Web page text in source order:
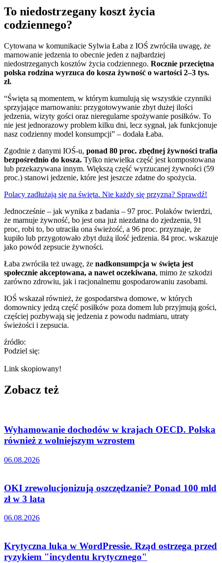
To niedostrzegany koszt życia
codziennego?
Cytowana w komunikacie Sylwia Łaba z IOŚ zwróciła uwagę, że
marnowanie jedzenia to obecnie jeden z najbardziej
niedostrzeganych kosztów życia codziennego. Rocznie przeciętna
polska rodzina wyrzuca do kosza żywność o wartości 2–3 tys.
zł.
“Święta są momentem, w którym kumulują się wszystkie czynniki
sprzyjające marnowaniu: przygotowywanie zbyt dużej ilości
jedzenia, wizyty gości oraz nieregularne spożywanie posiłków. To
nie jest jednorazowy problem kilku dni, lecz sygnał, jak funkcjonuje
nasz codzienny model konsumpcji” – dodała Łaba.
Zgodnie z danymi IOŚ-u, ponad 80 proc. zbędnej żywności trafia
bezpośrednio do kosza. Tylko niewielka część jest kompostowana
lub przekazywana innym. Większą część wyrzucanej żywności (59
proc.) stanowi jedzenie, które jest jeszcze zdatne do spożycia.
Polacy zadłużają się na święta. Nie każdy się przyzna? Sprawdź!
Jednocześnie – jak wynika z badania – 97 proc. Polaków twierdzi,
że marnuje żywność, bo jest ona już niezdatna do zjedzenia, 91
proc, robi to, bo utraciła ona świeżość, a 96 proc. przyznaje, że
kupiło lub przygotowało zbyt dużą ilość jedzenia. 84 proc. wskazuje
jako powód zepsucie żywności.
Łaba zwróciła też uwagę, że nadkonsumpcja w święta jest
społecznie akceptowana, a nawet oczekiwana, mimo że szkodzi
zarówno zdrowiu, jak i racjonalnemu gospodarowaniu zasobami.
IOŚ wskazał również, że gospodarstwa domowe, w których
domownicy jedzą część posiłków poza domem lub przyjmują gości,
częściej pozbywają się jedzenia z powodu nadmiaru, utraty
świeżości i zepsucia.
źródło:
Podziel się:
Link skopiowany!
Zobacz też
Wyhamowanie dochodów w krajach OECD. Polska
również z wolniejszym wzrostem
06.08.2026
OKI zrewolucjonizują oszczędzanie? Ponad 100 mld
zł w 3 lata
06.08.2026
Krytyczna luka w WordPressie. Rząd ostrzega przed
ryzykiem "incydentu krytycznego"